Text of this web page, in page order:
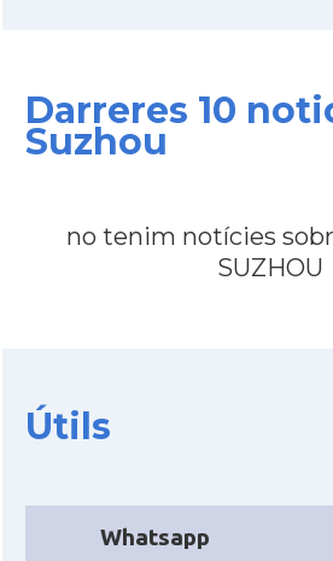
Darreres 10
Suzhou
no tenim notícies
SUZHOU
Útils
Whatsapp